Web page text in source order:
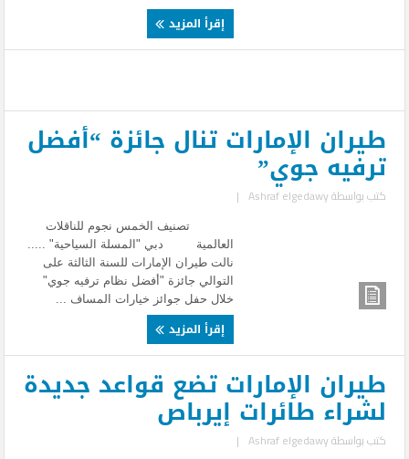
إقرأ المزيد
طيران الإمارات تنال جائزة “أفضل
ترفيه جوي”
كتب بواسطةAshraf elgedawy
|
تصنيف الخمس نجوم للناقلات
العالمية دبي "المسلة السياحية" .....
نالت طيران الإمارات للسنة الثالثة على
التوالي جائزة "أفضل نظام ترفيه جوي"
خلال حفل جوائز خيارات المساف ...
إقرأ المزيد
طيران الإمارات تضع قواعد جديدة
لشراء طائرات إيرباص
كتب بواسطةAshraf elgedawy
|